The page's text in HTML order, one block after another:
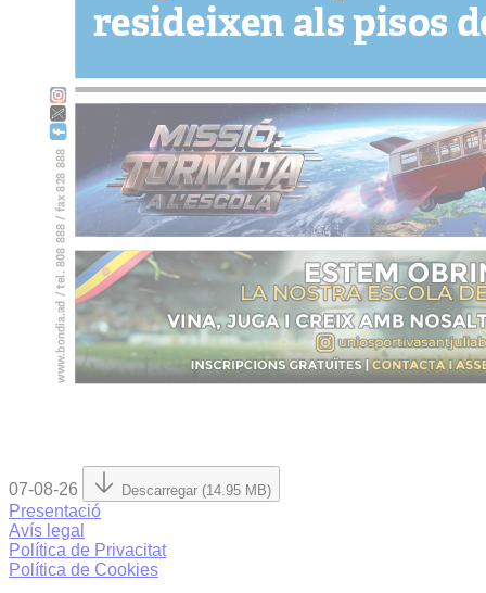
07-08-26 Descarregar (14.95 MB)
Presentació
Avís legal
Política de Privacitat
Política de Cookies